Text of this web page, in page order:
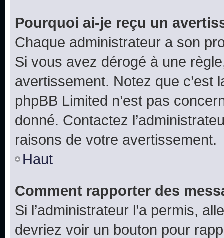
Pourquoi ai-je reçu un
Chaque administrateur a son
Si vous avez dérogé à une
avertissement. Notez que c’est
phpBB Limited n’est pas
donné. Contactez
raisons de votre avertissement.
Haut
Comment rapporter des
Si l’administrateur l’a permis,
devriez voir un bouton pour